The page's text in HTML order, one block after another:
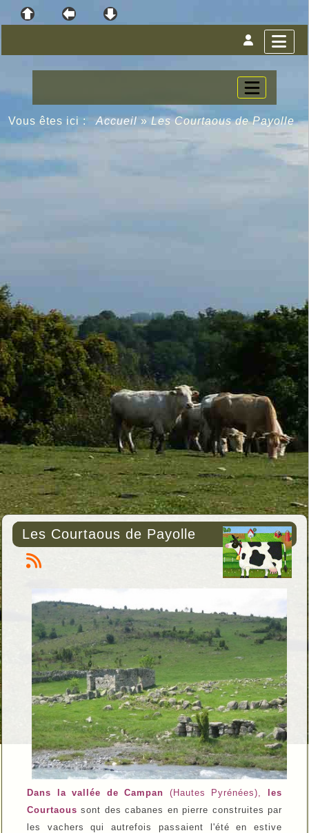
Vous êtes ici : Accueil »Les Courtaous de Payolle
Les Courtaous de Payolle
Dans la vallée de Campan (Hautes Pyrénées),
les
Courtaoussont des cabanes en pierre construites par
les vachers qui autrefois passaient l'été en estive